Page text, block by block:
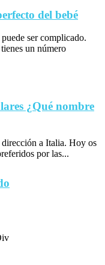
del bebé
ser complicado.
un número
¿Qué nombre
dirección a Italia. Hoy os
por las...